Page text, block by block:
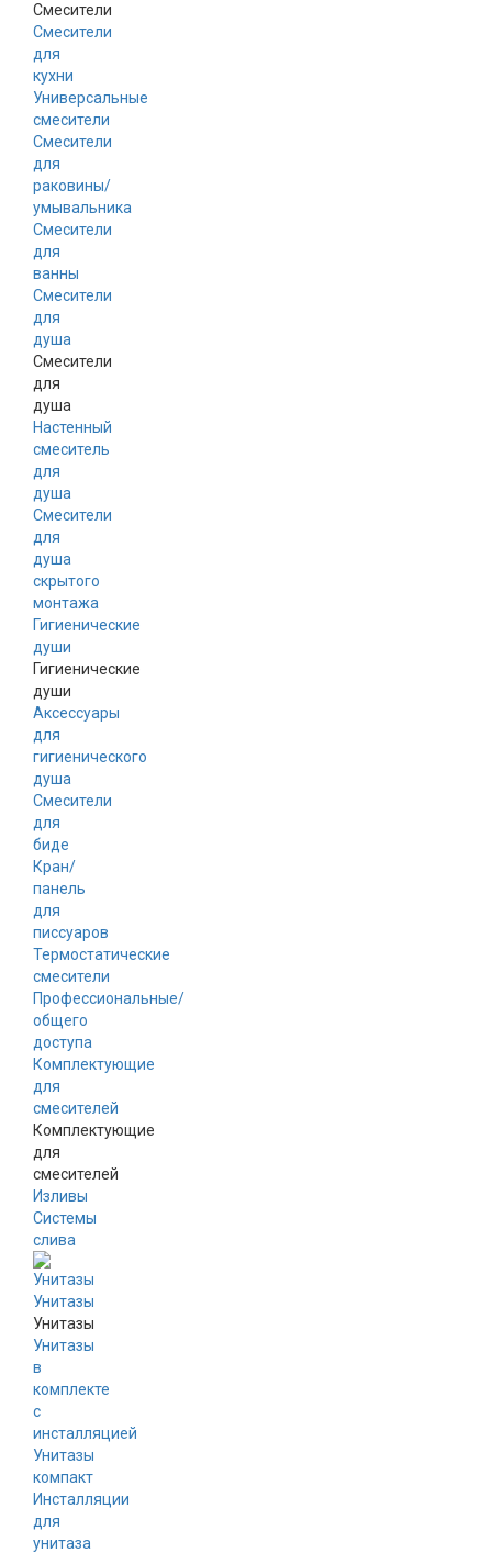
Смесители
Смесители
для
кухни
Универсальные
смесители
Смесители
для
раковины/
умывальника
Смесители
для
ванны
Смесители
для
душа
Смесители
для
душа
Настенный
смеситель
для
душа
Смесители
для
душа
скрытого
монтажа
Гигиенические
души
Гигиенические
души
Аксессуары
для
гигиенического
душа
Смесители
для
биде
Кран/
панель
для
писсуаров
Термостатические
смесители
Профессиональные/
общего
доступа
Комплектующие
для
смесителей
Комплектующие
для
смесителей
Изливы
Системы
слива
Унитазы
Унитазы
Унитазы
в
комплекте
с
инсталляцией
Унитазы
компакт
Инсталляции
для
унитаза